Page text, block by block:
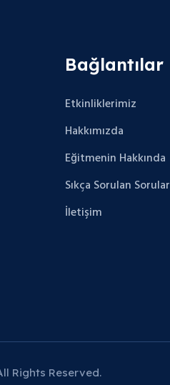
Bağlantılar
Etkinliklerimiz
Hakkımızda
Eğitmenin Hakkında
Sıkça Sorulan Sorular
İletişim
Rights Reserved.